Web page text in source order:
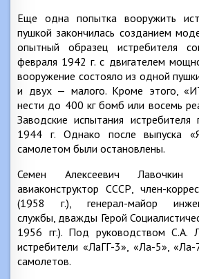
Еще одна попытка вооружить
пушкой закончилась созданием
опытный образец истребителя
февраля 1942 г. с двигателем
вооружение состояло из одной
и двух — малого. Кроме этого,
нести до 400 кг бомб или восемь
Заводские испытания
1944 г. Однако после выпуска
самолетом были остановлены.
Семен Алексеевич
авиаконструктор СССР, член-
(1958 г.), генерал-майор
службы, дважды Герой
1956 гг.). Под руководством С.А.
истребители «ЛаГГ-3», «Ла-5»,
самолетов.